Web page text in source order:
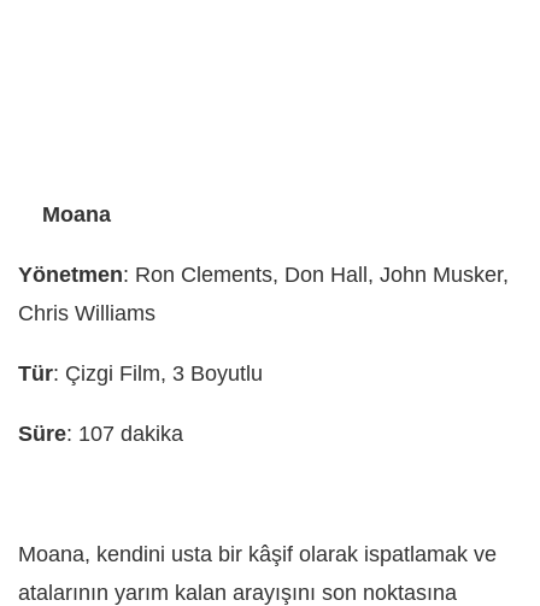
Moana
Yönetmen: Ron Clements, Don Hall, John Musker,
Chris Williams
Tür: Çizgi Film, 3 Boyutlu
Süre: 107 dakika
Moana, kendini usta bir kâşif olarak ispatlamak ve
atalarının yarım kalan arayışını son noktasına